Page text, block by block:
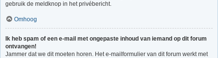
gebruik de meldknop in het privébericht.
Omhoog
Ik heb spam of een e-mail met ongepaste inhoud van iemand op dit forum
ontvangen!
Jammer dat we dit moeten horen. Het e-mailformulier van dit forum werkt met